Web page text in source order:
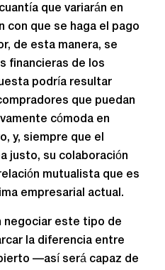
que variarán en
con que se haga el pago
de esta manera, se
financieras de los
podría resultar
que puedan
cómoda en
y, siempre que el
justo, su colaboración
mutualista que es
empresarial actual.
negociar este tipo de
la diferencia entre
—así será capaz de